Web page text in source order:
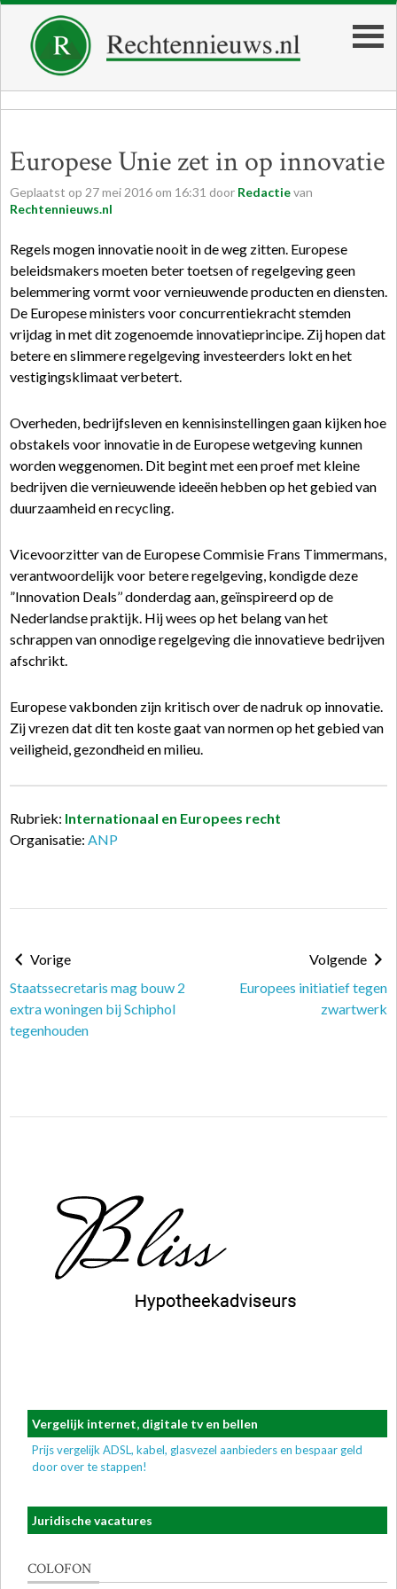
Europese Unie zet in op innovatie
Geplaatst op 27mei 2016 om 16:31 door Redactievan
Rechtennieuws.nl
Regels mogen innovatie nooit in de weg zitten. Europese
beleidsmakers moeten beter toetsen of regelgeving geen
belemmering vormt voor vernieuwende producten en diensten.
De Europese ministers voor concurrentiekracht stemden
vrijdag in met dit zogenoemde innovatieprincipe. Zij hopen dat
betere en slimmere regelgeving investeerders lokt en het
vestigingsklimaat verbetert.
Overheden, bedrijfsleven en kennisinstellingen gaan kijken hoe
obstakels voor innovatie in de Europese wetgeving kunnen
worden weggenomen. Dit begint met een proef met kleine
bedrijven die vernieuwende ideeën hebben op het gebied van
duurzaamheid en recycling.
Vicevoorzitter van de Europese Commisie Frans Timmermans,
verantwoordelijk voor betere regelgeving, kondigde deze
”Innovation Deals’’ donderdag aan, geïnspireerd op de
Nederlandse praktijk. Hij wees op het belang van het
schrappen van onnodige regelgeving die innovatieve bedrijven
afschrikt.
Europese vakbonden zijn kritisch over de nadruk op innovatie.
Zij vrezen dat dit ten koste gaat van normen op het gebied van
veiligheid, gezondheid en milieu.
Rubriek: Internationaal en Europees recht
Organisatie: ANP
Vorige
Staatssecretaris mag bouw 2
extra woningen bij Schiphol
tegenhouden
Volgende
Europees initiatief tegen
zwartwerk
Vergelijk internet, digitale tv en bellen
Prijs vergelijk ADSL, kabel, glasvezel aanbieders en bespaar geld
door over te stappen!
Juridische vacatures
COLOFON